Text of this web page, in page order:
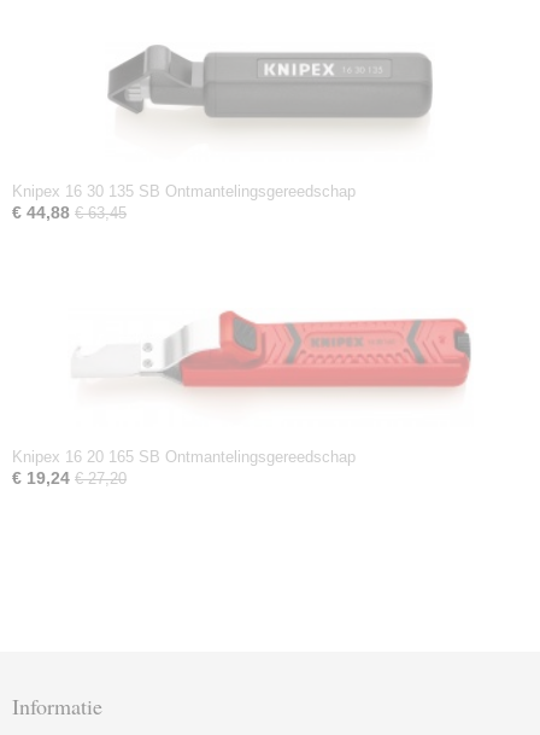
Knipex 16 30 135 SB Ontmantelingsgereedschap
€ 44,88 € 63,45
Knipex 16 20 165 SB Ontmantelingsgereedschap
€ 19,24 € 27,20
Informatie